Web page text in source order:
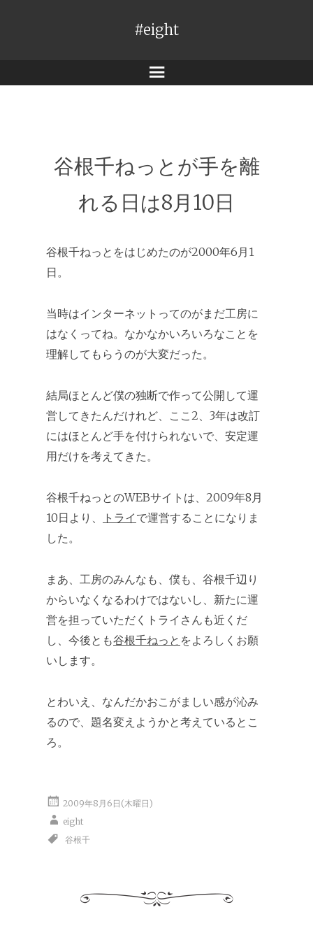
#eight
メ
谷根千ねっとが手を離
れる日は8月10日
谷根千ねっとをはじめたのが2000年6月1
日。
当時はインターネットってのがまだ工房に
はなくってね。なかなかいろいろなことを
理解してもらうのが大変だった。
結局ほとんど僕の独断で作って公開して運
営してきたんだけれど、ここ2、3年は改訂
にはほとんど手を付けられないで、安定運
用だけを考えてきた。
谷根千ねっとのWEBサイトは、2009年8月
10日より、
トライ で運営することになりま
した。
まあ、工房のみんなも、僕も、谷根千辺り
からいなくなるわけではないし、新たに運
営を担っていただくトライさんも近くだ
し、今後とも谷根千ねっと をよろしくお願
いします。
とわいえ、なんだかおこがましい感が沁み
るので、題名変えようかと考えているとこ
ろ。
2009年8月6日(木曜日)
eight
谷根千